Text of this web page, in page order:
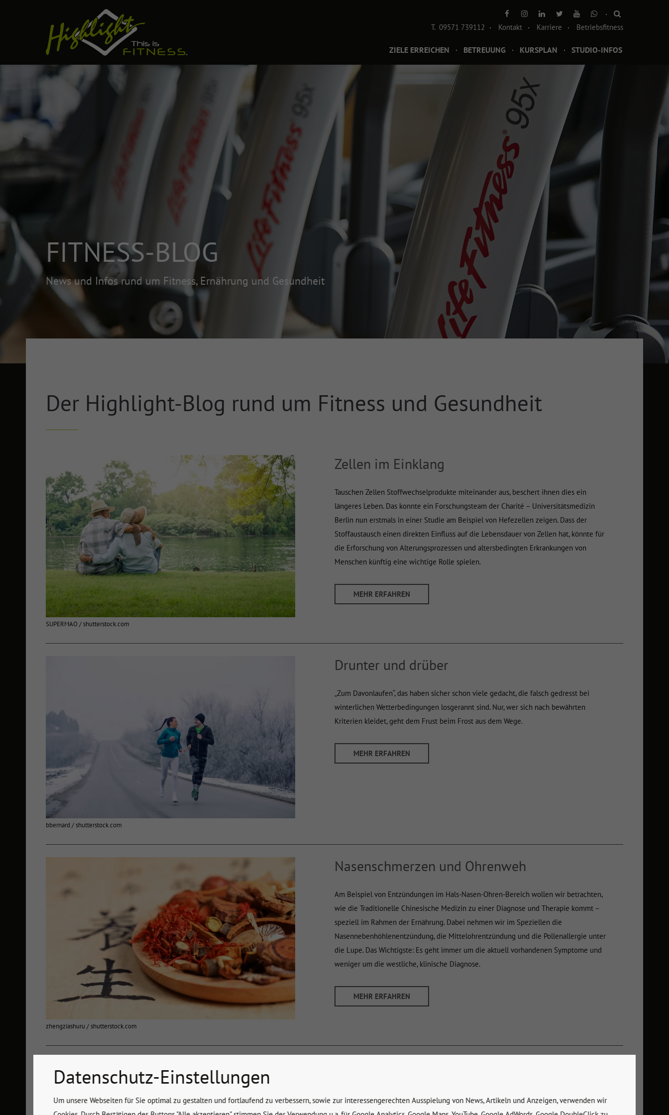
T. 09571 739112 Kontakt Karriere Betriebsfitness
ZIELE ERREICHEN BETREUUNG KURSPLAN STUDIO-INFOS
FITNESS-BLOG
News und Infos rund um Fitness, Ernährung und Gesundheit
Der Highlight-Blog rund um Fitness und Gesundheit
SUPERMAO / shutterstock.com
Zellen im Einklang
Tauschen Zellen Stoffwechselprodukte miteinander aus, beschert ihnen dies ein
längeres Leben. Das konnte ein Forschungsteam der Charité – Universitätsmedizin
Berlin nun erstmals in einer Studie am Beispiel von Hefezellen zeigen. Dass der
Stoffaustausch einen direkten Einfluss auf die Lebensdauer von Zellen hat, könnte für
die Erforschung von Alterungsprozessen und altersbedingten Erkrankungen von
Menschen künftig eine wichtige Rolle spielen.
MEHR ERFAHREN
bbernard / shutterstock.com
Drunter und drüber
„Zum Davonlaufen“, das haben sicher schon viele gedacht, die falsch gedresst bei
winterlichen Wetterbedingungen losgerannt sind. Nur, wer sich nach bewährten
Kriterien kleidet, geht dem Frust beim Frost aus dem Wege.
MEHR ERFAHREN
zhengziashuru / shutterstock.com
Nasenschmerzen und Ohrenweh
Am Beispiel von Entzündungen im Hals-Nasen-Ohren-Bereich wollen wir betrachten,
wie die Traditionelle Chinesische Medizin zu einer Diagnose und Therapie kommt –
speziell im Rahmen der Ernährung. Dabei nehmen wir im Speziellen die
Nasennebenhöhlenentzündung, die Mittelohrentzündung und die Pollenallergie unter
die Lupe. Das Wichtigste: Es geht immer um die aktuell vorhandenen Symptome und
weniger um die westliche, klinische Diagnose.
MEHR ERFAHREN
Die Frage, ob man vorm Laufen unbedingt ein Warm Up machen sollte, lässt sich nicht
so einfach mit „Ja“ oder „Nein“ beantworten. Es kommt eben – wie so oft – darauf an.
Datenschutz-Einstellungen
Um unsere Webseiten für Sie optimal zu gestalten und fortlaufend zu verbessern, sowie zur interessengerechten Ausspielung von News, Artikeln und Anzeigen, verwenden wir